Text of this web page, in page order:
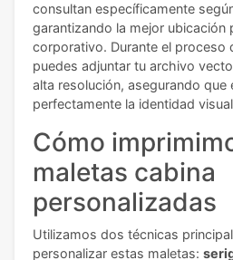
consultan específicamente
garantizando la mejor ubicación
corporativo. Durante el proceso
puedes adjuntar tu archivo
alta resolución, asegurando que
perfectamente la identidad
Cómo
maletas cabina
personalizadas
Utilizamos dos técnicas
personalizar estas maletas: